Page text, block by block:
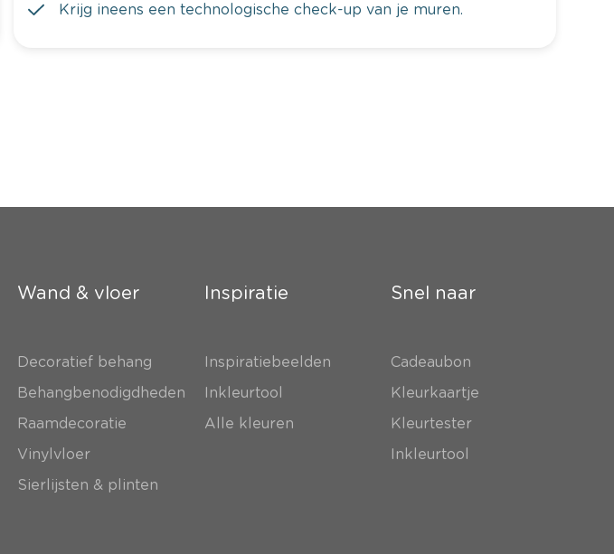
Krijg ineens een technologische check-up van je muren.
Wand & vloer
Decoratief behang
Behangbenodigdheden
Raamdecoratie
Vinylvloer
Sierlijsten & plinten
Inspiratie
Inspiratiebeelden
Inkleurtool
Alle kleuren
Snel naar
Cadeaubon
Kleurkaartje
Kleurtester
Inkleurtool